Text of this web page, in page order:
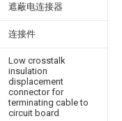
遮蔽电连接器
连接件
Low crosstalk
insulation
displacement
connector for
terminating cable to
circuit board